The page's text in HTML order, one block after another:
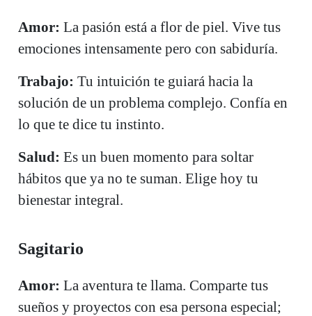
Amor: La pasión está a flor de piel. Vive tus
emociones intensamente pero con sabiduría.
Trabajo: Tu intuición te guiará hacia la
solución de un problema complejo. Confía en
lo que te dice tu instinto.
Salud: Es un buen momento para soltar
hábitos que ya no te suman. Elige hoy tu
bienestar integral.
Sagitario
Amor: La aventura te llama. Comparte tus
sueños y proyectos con esa persona especial;